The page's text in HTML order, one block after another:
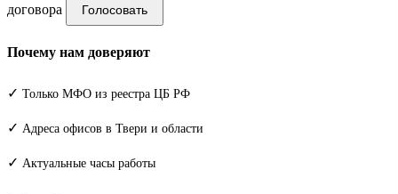
договора Голосовать
Почему нам доверяют
✓ Только МФО из реестра ЦБ РФ
✓ Адреса офисов в Твери и области
✓ Актуальные часы работы